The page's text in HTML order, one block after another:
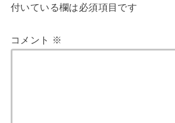
付いている欄は必須項目です
コメント ※